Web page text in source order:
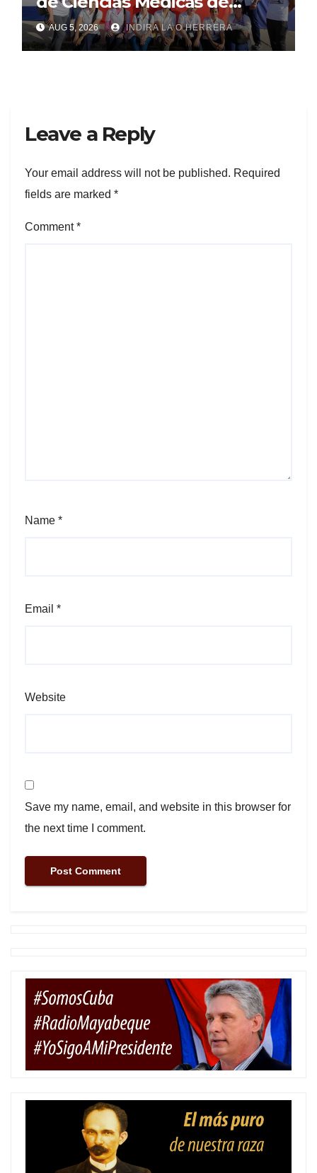
Mayabeque realizan
pesquisa
AUG 5, 2026 INDIRA LA O HERRERA
Leave a Reply
Your email address will not be published. Required
fields are marked *
Comment*
Name *
Email *
Website
Save my name, email, and website in this browser for
the next time I comment.